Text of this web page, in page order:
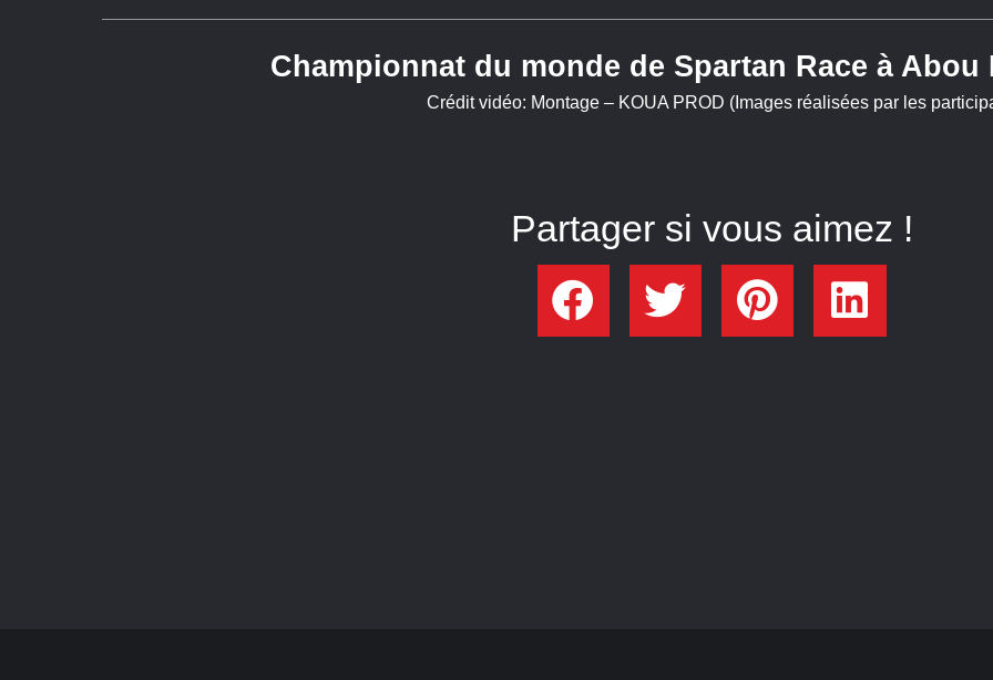
Championnat du monde de Spartan Race à Abou
Crédit vidéo: Montage – KOUA PROD (Images réalisées par les
Partager si vous aimez !